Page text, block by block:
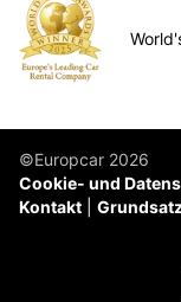
©Europcar 2026
Cookie- und
Kontakt